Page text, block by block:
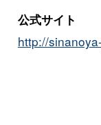
公式サイト
http://